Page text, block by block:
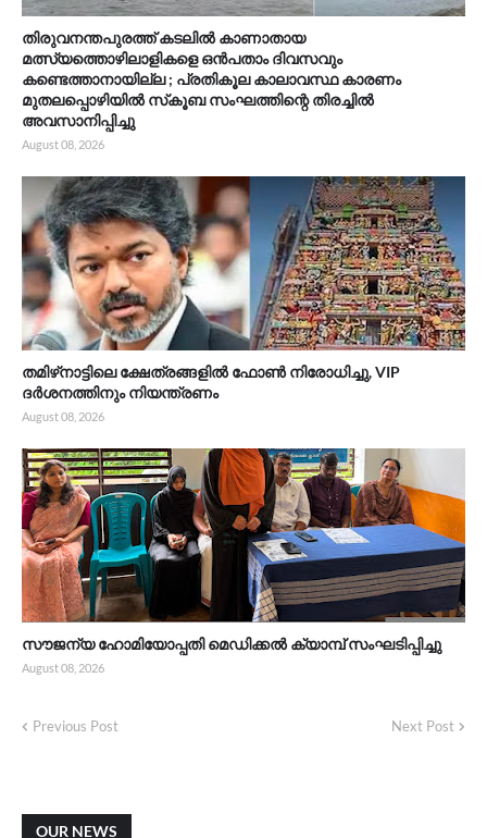
തിരുവനന്തപുരത്ത് കടലിൽ കാണാതായ
മത്സ്യത്തൊഴിലാളികളെ ഒൻപതാം ദിവസവും
കണ്ടെത്താനായില്ല ; പ്രതികൂല കാലാവസ്ഥ കാരണം
മുതലപ്പൊഴിയിൽ സ്‌കൂബ സംഘത്തിന്റെ തിരച്ചിൽ
അവസാനിപ്പിച്ചു
August 08, 2026
തമിഴ്‌നാട്ടിലെ ക്ഷേത്രങ്ങളിൽ ഫോൺ നിരോധിച്ചു, VIP
ദർശനത്തിനും നിയന്ത്രണം
August 08, 2026
സൗജന്യ ഹോമിയോപ്പതി മെഡിക്കൽ ക്യാമ്പ് സംഘടിപ്പിച്ചു
August 08, 2026
Previous Post Next Post
OUR NEWS